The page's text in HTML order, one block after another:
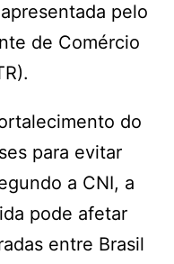
pelo
de Comércio
do
para evitar
a CNI, a
pode afetar
entre Brasil